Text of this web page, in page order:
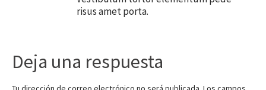
risus amet porta.
Deja una respuesta